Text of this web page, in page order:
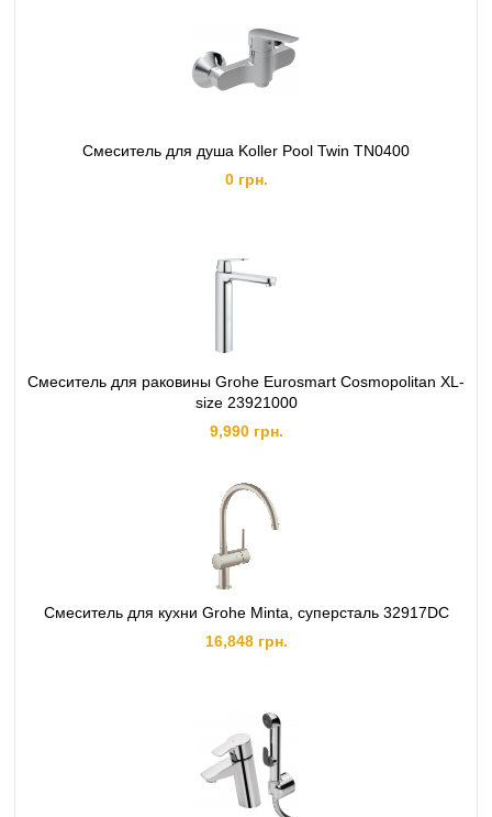
Смеситель для душа Koller Pool Twin TN0400
0 грн.
Смеситель для раковины Grohe Eurosmart Cosmopolitan XL-
size 23921000
9,990 грн.
Смеситель для кухни Grohe Minta, суперсталь 32917DC
16,848 грн.